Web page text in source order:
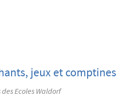
jeux et comptines
Ecoles Waldorf